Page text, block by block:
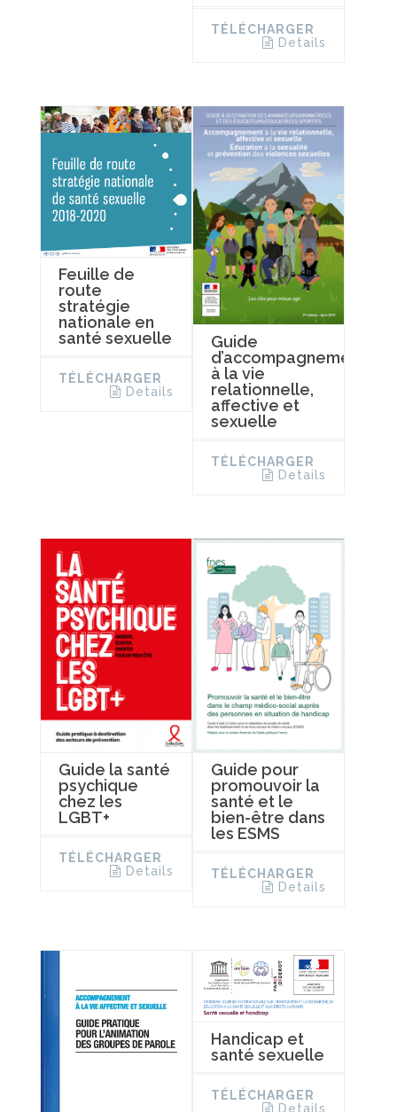
TÉLÉCHARGER
Details
Feuille de
route
stratégie
nationale en
santé sexuelle
TÉLÉCHARGER
Details
Guide
d’accompagnement
à la vie
relationnelle,
affective et
sexuelle
TÉLÉCHARGER
Details
Guide la santé
psychique
chez les
LGBT+
TÉLÉCHARGER
Details
Guide pour
promouvoir la
santé et le
bien-être dans
les ESMS
TÉLÉCHARGER
Details
Handicap et
santé sexuelle
TÉLÉCHARGER
Details